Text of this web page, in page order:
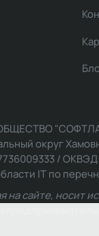
округ
/
IT по
на сайте, носит